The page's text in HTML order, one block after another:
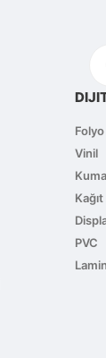
Folyo
Vinil
Kağıt
PVC